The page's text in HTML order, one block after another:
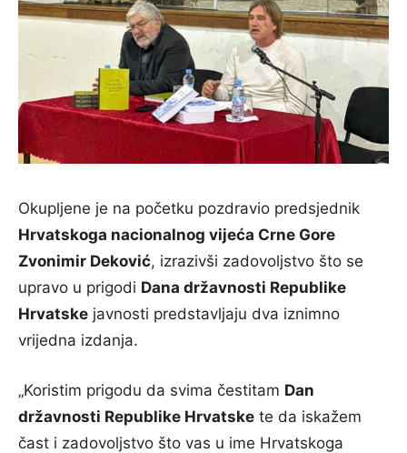
Okupljene je na početku pozdravio predsjednik
Hrvatskoga nacionalnog vijeća Crne Gore
Zvonimir Deković, izrazivši zadovoljstvo što se
upravo u prigodi Dana državnosti Republike
Hrvatske javnosti predstavljaju dva iznimno
vrijedna izdanja.
„Koristim prigodu da svima čestitam Dan
državnosti Republike Hrvatske te da iskažem
čast i zadovoljstvo što vas u ime Hrvatskoga